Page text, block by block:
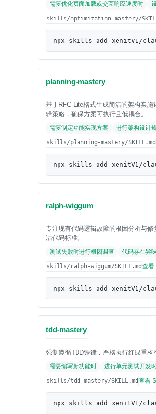
需要优化页面加载或交互响应速度时
skills/optimization-mastery/
npx skills add xenitV1/
planning-mastery
基于RFC-Lite格式生成简洁的架构实
辑策略，确保方案可执行且低耦合。
需要制定功能实现方案 进行架构设计
skills/planning-mastery/SKILL.md
npx skills add xenitV1/
ralph-wiggum
专注现有代码逻辑故障的根因分析与
洁代码标准。
测试失败时进行根因调查 代码存在异
skills/ralph-wiggum/SKILL.md 查看
npx skills add xenitV1/
tdd-mastery
强制遵循TDD铁律，严格执行红绿重
需要编写新功能时 进行单元测试开发
skills/tdd-mastery/SKILL.md 查看
npx skills add xenitV1/